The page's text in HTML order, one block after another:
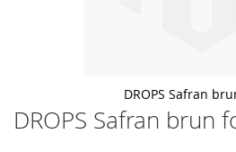
DROPS Safran brun
DROPS Safran
Skip
to